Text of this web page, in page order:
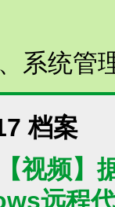
系统管
档案
视频】
远程